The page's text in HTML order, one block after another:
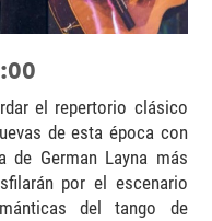
el repertorio clásico
de esta época con
de German Layna más
por el escenario
del tango de